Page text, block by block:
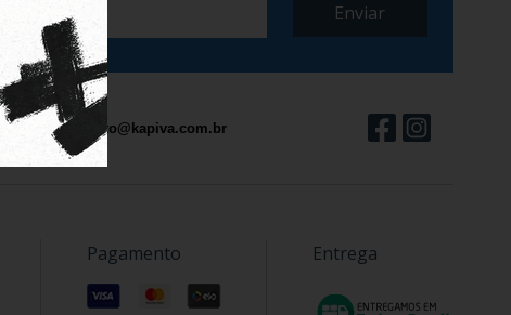
contato@kapiva.com.br
Pagamento Entrega